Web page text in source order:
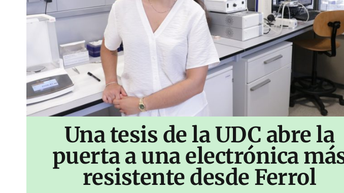
Una tesis de la UDC abre la
puerta a una electrónica
resistente desde Ferrol